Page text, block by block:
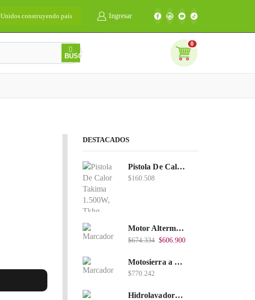
Unidos construyendo país Bienvenidos
Ingresar
BUSCAR
0
0
DESTACADOS
Pistola De Calor Takima 1.500W, Tkhg-1500.
$160.508
Motor Alterman Gasolina 4T, 6.5Hp Eje Cuña/Rosca 3/4", Xge65K.
$674.334 $606.900
Motosierra a Gasolina 52 Barra 20'' PD
$770.242
Hidrolavadora Eléctrica Takima 1.400W 1.600Psi, Tkepw-1600-A.